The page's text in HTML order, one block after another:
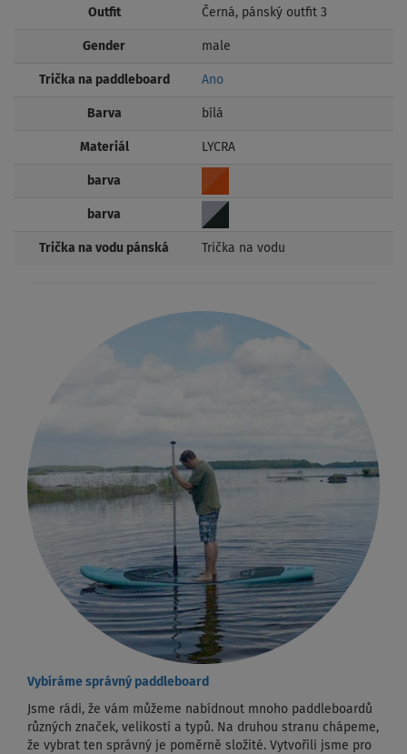
Outfit Černá, pánský outfit 3
Gender male
Trička na paddleboard Ano
Barva bílá
Materiál LYCRA
barva
barva
Trička na vodu pánská Trička na vodu
Vybíráme správný paddleboard
Jsme rádi, že vám můžeme nabídnout mnoho paddleboardů
různých značek, velikostí a typů. Na druhou stranu chápeme,
že vybrat ten správný je poměrně složité. Vytvořili jsme pro